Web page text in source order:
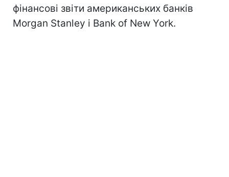
фінансові звіти американських банків
Morgan Stanley і Bank of New York.